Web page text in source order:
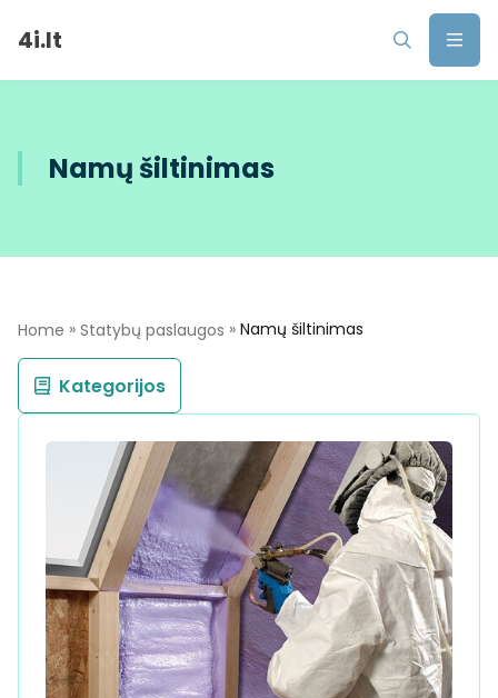
4i.lt
Namų šiltinimas
Home » Statybų paslaugos » Namų šiltinimas
Kategorijos